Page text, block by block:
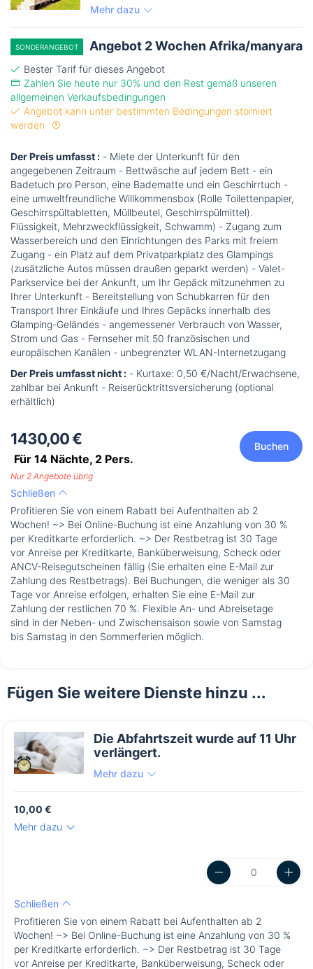
Mehr dazu
SONDERANGEBOT Angebot 2 Wochen Afrika/manyara
Bester Tarif für dieses Angebot
Zahlen Sie heute nur 30% und den Rest gemäß unseren
allgemeinen Verkaufsbedingungen
Angebot kann unter bestimmten Bedingungen storniert
werden
Der Preis umfasst : - Miete der Unterkunft für den
angegebenen Zeitraum - Bettwäsche auf jedem Bett - ein
Badetuch pro Person, eine Badematte und ein Geschirrtuch -
eine umweltfreundliche Willkommensbox (Rolle Toilettenpapier,
Geschirrspültabletten, Müllbeutel, Geschirrspülmittel).
Flüssigkeit, Mehrzweckflüssigkeit, Schwamm) - Zugang zum
Wasserbereich und den Einrichtungen des Parks mit freiem
Zugang - ein Platz auf dem Privatparkplatz des Glampings
(zusätzliche Autos müssen draußen geparkt werden) - Valet-
Parkservice bei der Ankunft, um Ihr Gepäck mitzunehmen zu
Ihrer Unterkunft - Bereitstellung von Schubkarren für den
Transport Ihrer Einkäufe und Ihres Gepäcks innerhalb des
Glamping-Geländes - angemessener Verbrauch von Wasser,
Strom und Gas - Fernseher mit 50 französischen und
europäischen Kanälen - unbegrenzter WLAN-Internetzugang
Der Preis umfasst nicht : - Kurtaxe: 0,50 €/Nacht/Erwachsene,
zahlbar bei Ankunft - Reiserücktrittsversicherung (optional
erhältlich)
1430,00 €
Für 14 Nächte, 2 Pers.
Buchen
Nur 2 Angebote übrig
Schließen
Profitieren Sie von einem Rabatt bei Aufenthalten ab 2
Wochen! ~> Bei Online-Buchung ist eine Anzahlung von 30 %
per Kreditkarte erforderlich. ~> Der Restbetrag ist 30 Tage
vor Anreise per Kreditkarte, Banküberweisung, Scheck oder
ANCV-Reisegutscheinen fällig (Sie erhalten eine E-Mail zur
Zahlung des Restbetrags). Bei Buchungen, die weniger als 30
Tage vor Anreise erfolgen, erhalten Sie eine E-Mail zur
Zahlung der restlichen 70 %. Flexible An- und Abreisetage
sind in der Neben- und Zwischensaison sowie von Samstag
bis Samstag in den Sommerferien möglich.
Fügen Sie weitere Dienste hinzu ...
Die Abfahrtszeit wurde auf 11 Uhr
verlängert.
Mehr dazu
10,00 €
Mehr dazu
Schließen
Profitieren Sie von einem Rabatt bei Aufenthalten ab 2
Wochen! ~> Bei Online-Buchung ist eine Anzahlung von 30 %
per Kreditkarte erforderlich. ~> Der Restbetrag ist 30 Tage
vor Anreise per Kreditkarte, Banküberweisung, Scheck oder